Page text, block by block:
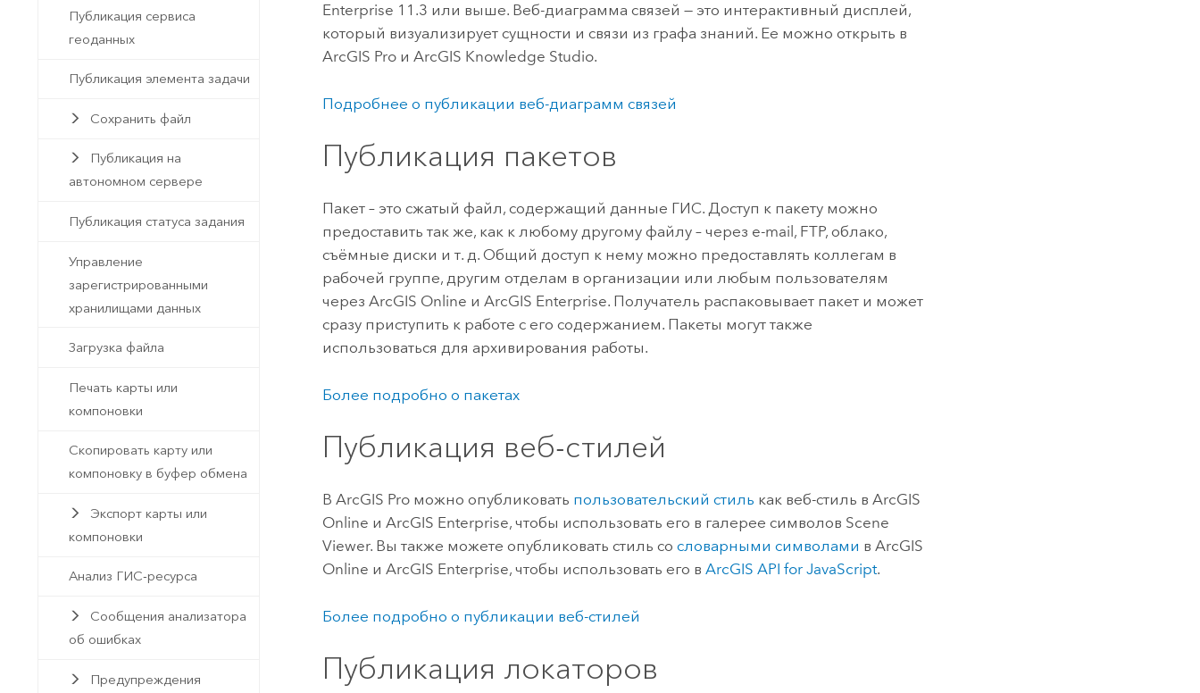
Публикация сервиса
геоданных
Публикация элемента задачи
Сохранить файл
Публикация на
автономном сервере
Публикация статуса задания
Управление
зарегистрированными
хранилищами данных
Загрузка файла
Печать карты или
компоновки
Скопировать карту или
компоновку в буфер обмена
Экспорт карты или
компоновки
Анализ ГИС-ресурса
Сообщения анализатора
об ошибках
Предупреждения
Enterprise 11.3 или выше. Веб-диаграмма связей — это интерактивный дисплей,
который визуализирует сущности и связи из графа знаний. Ее можно открыть в
ArcGIS Pro иArcGIS Knowledge Studio.
Подробнее о публикации веб-диаграмм связей
Публикация пакетов
Пакет – это сжатый файл, содержащий данные ГИС. Доступ к пакету можно
предоставить так же, как к любому другому файлу – через e-mail, FTP, облако,
съёмные диски и т. д. Общий доступ к нему можно предоставлять коллегам в
рабочей группе, другим отделам в организации или любым пользователям
черезArcGIS Online иArcGIS Enterprise. Получатель распаковывает пакет и может
сразу приступить к работе с его содержанием. Пакеты могут также
использоваться для архивирования работы.
Более подробно о пакетах
Публикация веб-стилей
ВArcGIS Pro можно опубликовать пользовательский стиль как веб-стиль вArcGIS
Online иArcGIS Enterprise, чтобы использовать его в галерее символов Scene
Viewer. Вы также можете опубликовать стиль сословарными символами вArcGIS
Online иArcGIS Enterprise, чтобы использовать его вArcGIS API for JavaScript.
Более подробно о публикации веб-стилей
Публикация локаторов